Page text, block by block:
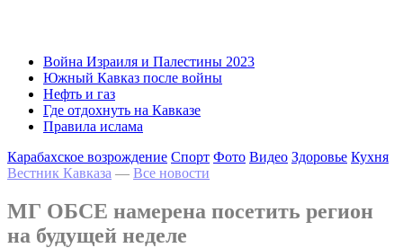
Война Израиля и Палестины 2023
Южный Кавказ после войны
Нефть и газ
Где отдохнуть на Кавказе
Правила ислама
Карабахское возрождение Спорт Фото Видео Здоровье Кухня
Вестник Кавказа — Все новости
МГ ОБСЕ намерена посетить регион
на будущей неделе